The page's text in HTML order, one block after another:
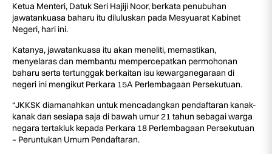
Ketua Menteri, Datuk Seri Hajiji Noor, berkata penubuhan
jawatankuasa baharu itu diluluskan pada Mesyuarat Kabinet
Negeri, hari ini.
Katanya, jawatankuasa itu akan meneliti, memastikan,
menyelaras dan membantu mempercepatkan permohonan
baharu serta tertunggak berkaitan isu kewarganegaraan di
negeri ini mengikut Perkara 15A Perlembagaan Persekutuan.
“JKKSK diamanahkan untuk mencadangkan pendaftaran kanak-
kanak dan sesiapa saja di bawah umur 21 tahun sebagai warga
negara tertakluk kepada Perkara 18 Perlembagaan Persekutuan
– Peruntukan Umum Pendaftaran.